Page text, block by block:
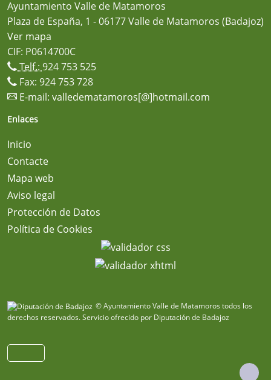
Ayuntamiento Valle de Matamoros
Plaza de España, 1 - 06177 Valle de Matamoros (Badajoz)
Ver mapa
CIF: P0614700C
Telf.: 924 753 525
Fax: 924 753 728
E-mail: valledematamoros[@]hotmail.com
Enlaces
Inicio
Contacte
Mapa web
Aviso legal
Protección de Datos
Política de Cookies
© Ayuntamiento Valle de Matamoros todos los
derechos reservados.Servicio ofrecido por Diputación de Badajoz